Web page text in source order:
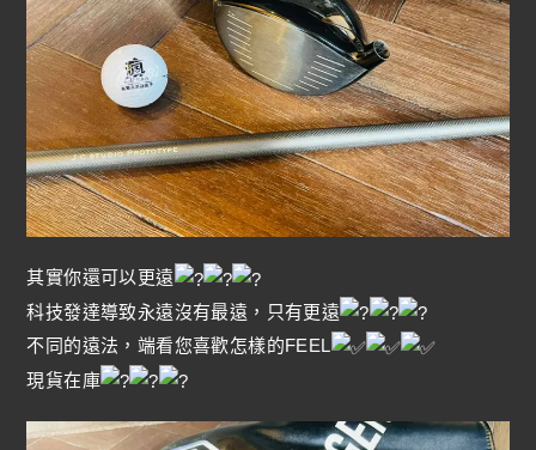
其實你還可以更遠
科技發達導致永遠沒有最遠，只有更遠
不同的遠法，端看您喜歡怎樣的FEEL
現貨在庫